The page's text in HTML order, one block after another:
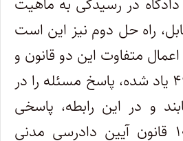
راه حل دوم نیز این است
متفاوت این دو قانون و
بدون اعمال ماده ۴۹۱ یاد شده، پاسخ مسئله را در
و در این رابطه، پاسخی
مشابه با ماده ۱۰۶۷ قانون آیین دادرسی مدنی